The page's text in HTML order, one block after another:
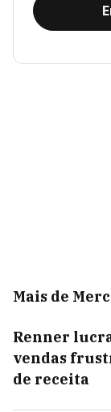
Mais de
Renner
vendas
de receita